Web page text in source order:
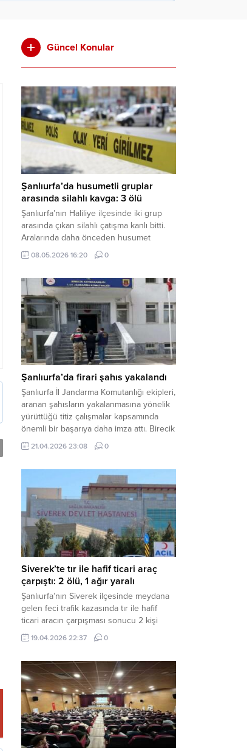
Güncel Konular
Şanlıurfa’da husumetli gruplar
arasında silahlı kavga: 3 ölü
Şanlıurfa’nın Haliliye ilçesinde iki grup
arasında çıkan silahlı çatışma kanlı bitti.
Aralarında daha önceden husumet
olduğu öğrenilen tarafların kavgası
neticesinde 3 kişi olay yerinde yaşamını
ilçesine bağlı kırsal Konaç Mahallesi’nde
meydana geldi. Edinilen bilgilere göre,
aralarında husumet bulunan iki grup
arasında henüz belirlenemeyen bir...
08.05.2026 16:20 0
Şanlıurfa’da firari şahıs yakalandı
Şanlıurfa İl Jandarma Komutanlığı ekipleri,
aranan şahısların yakalanmasına yönelik
yürüttüğü titiz çalışmalar kapsamında
önemli bir başarıya daha imza attı. Birecik
ilçesinde düzenlenen operasyonla,
hakkında kesinleşmiş hapis cezası
teslim edildi. Haber Merkezi – Şanlıurfa
Valiliği İl Basın ve Halkla İlişkiler
Müdürlüğü tarafından yapılan açıklamaya
göre; İl...
21.04.2026 23:08 0
Siverek’te tır ile hafif ticari araç
çarpıştı: 2 ölü, 1 ağır yaralı
Şanlıurfa’nın Siverek ilçesinde meydana
gelen feci trafik kazasında tır ile hafif
ticari aracın çarpışması sonucu 2 kişi
yaşamını yitirdi, 1 kişi ise ağır yaralandı.
Haber Merkezi – Siverek-Adıyaman kara
çarpışması sonucu meydana gelen
kazada can pazarı yaşandı. Kafa Kafaya
Çarpıştılar Edinilen bilgilere göre,
Hüseyin Çelik (29)...
19.04.2026 22:37 0